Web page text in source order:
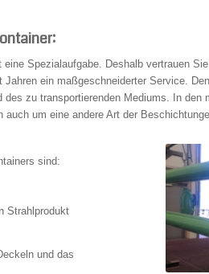
Spezialaufgabe. Deshalb vertrauen
ein maßgeschneiderter Service.
zu transportierenden Mediums. In
um eine andere Art der
sind:
Strahlprodukt
und das